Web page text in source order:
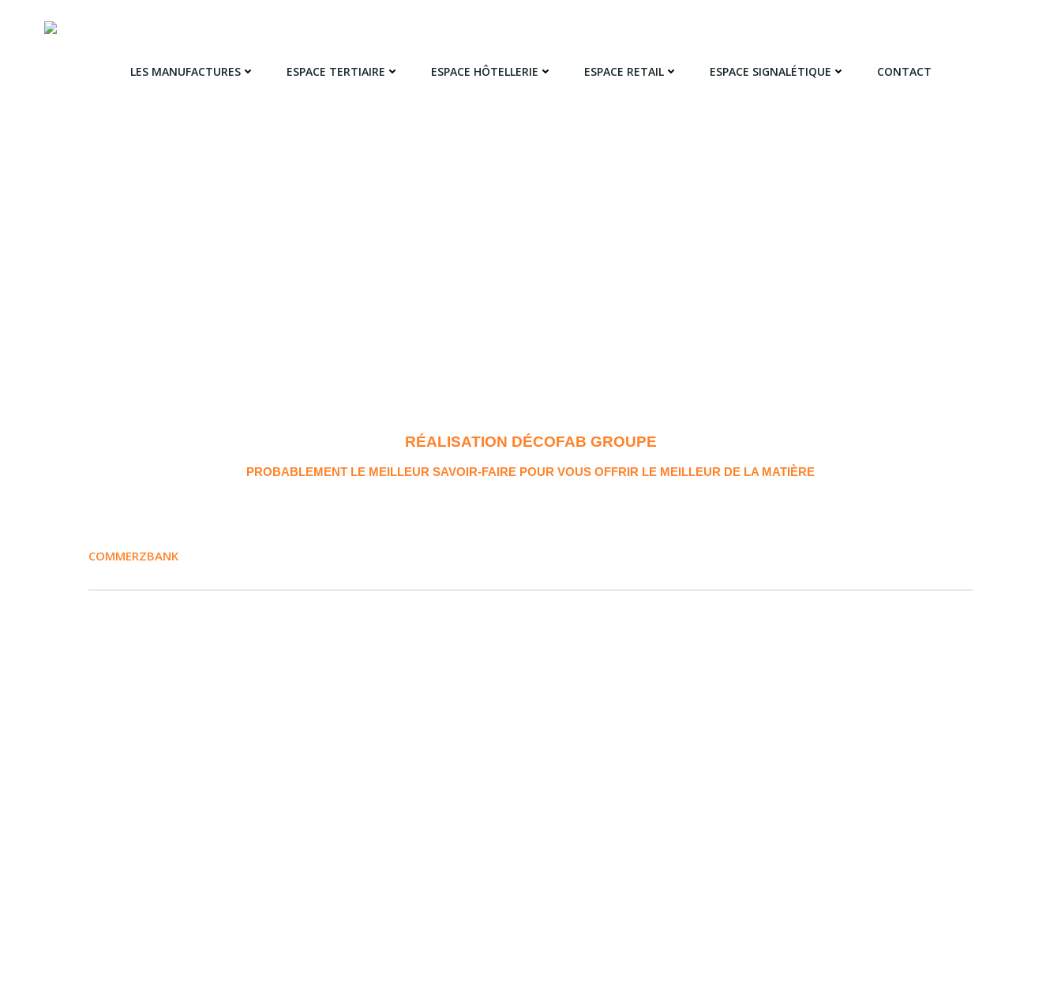
LES MANUFACTURES ESPACE TERTIAIRE ESPACE HÔTELLERIE ESPACE RETAIL ESPACE SIGNALÉTIQUE CONTACT
RÉALISATION DÉCOFAB GROUPE
PROBABLEMENT LE MEILLEUR SAVOIR-FAIRE POUR VOUS OFFRIR LE MEILLEUR DE LA MATIÈRE
COMMERZBANK